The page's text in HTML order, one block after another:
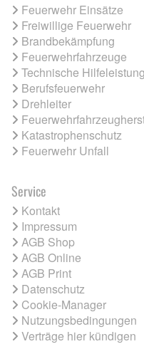
Feuerwehr Einsätze
Freiwillige Feuerwehr
Brandbekämpfung
Feuerwehrfahrzeuge
Technische Hilfeleistung
Berufsfeuerwehr
Drehleiter
Katastrophenschutz
Feuerwehr Unfall
Service
Kontakt
Impressum
AGB Shop
AGB Online
AGB Print
Datenschutz
Cookie-Manager
Nutzungsbedingungen
Verträge hier kündigen